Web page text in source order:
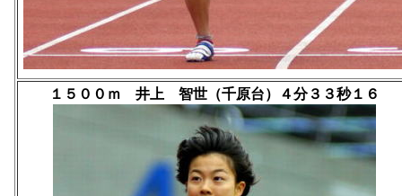
１５００ｍ 井上 智世（千原台）４分３３秒１６